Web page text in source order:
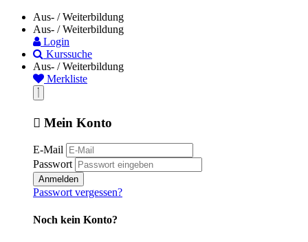
Aus- / Weiterbildung
Aus- / Weiterbildung
Login
Kurssuche
Aus- / Weiterbildung
Merkliste
Mein Konto
E-Mail
Passwort
Anmelden
Passwort vergessen?
Noch kein Konto?